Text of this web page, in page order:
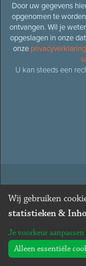
Door uw gegevens
opgenomen te
ontvangen. Wil je
opgeslagen in onze
onze privacyverklaring
U kan steeds een
© 2026Oud-
· Alle
Webdesign&
Wij gebruiken
statistieken &
Je voorkeur aanpassen
Alleen essentiële